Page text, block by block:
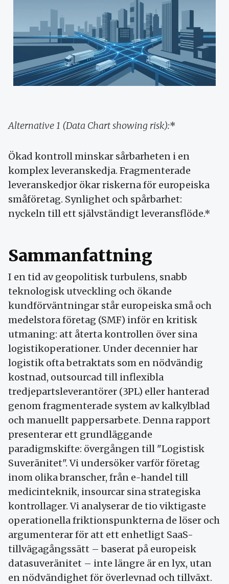
Alternative 1 (Data Chart showing risk):*
Ökad kontroll minskar sårbarheten i en
komplex leveranskedja. Fragmenterade
leveranskedjor ökar riskerna för europeiska
småföretag. Synlighet och spårbarhet:
nyckeln till ett självständigt leveransflöde.*
Sammanfattning
I en tid av geopolitisk turbulens, snabb
teknologisk utveckling och ökande
kundförväntningar står europeiska små och
medelstora företag (SMF) inför en kritisk
utmaning: att återta kontrollen över sina
logistikoperationer. Under decennier har
logistik ofta betraktats som en nödvändig
kostnad, outsourcad till inflexibla
tredjepartsleverantörer (3PL) eller hanterad
genom fragmenterade system av kalkylblad
och manuellt pappersarbete. Denna rapport
presenterar ett grundläggande
paradigmskifte: övergången till "Logistisk
Suveränitet". Vi undersöker varför företag
inom olika branscher, från e-handel till
medicinteknik, insourcar sina strategiska
kontrollager. Vi analyserar de tio viktigaste
operationella friktionspunkterna de löser och
argumenterar för att ett enhetligt SaaS-
tillvägagångssätt – baserat på europeisk
datasuveränitet – inte längre är en lyx, utan
en nödvändighet för överlevnad och tillväxt.